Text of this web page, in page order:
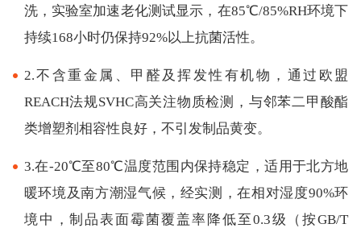
洗，实验室加速老化测试显示，在85℃/85%RH环境下
持续168小时仍保持92%以上抗菌活性。
2.不含重金属、甲醛及挥发性有机物，通过欧盟
REACH法规SVHC高关注物质检测，与邻苯二甲酸酯
类增塑剂相容性良好，不引发制品黄变。
3.在-20℃至80℃温度范围内保持稳定，适用于北方地
暖环境及南方潮湿气候，经实测，在相对湿度90%环
境中，制品表面霉菌覆盖率降低至0.3级（按GB/T